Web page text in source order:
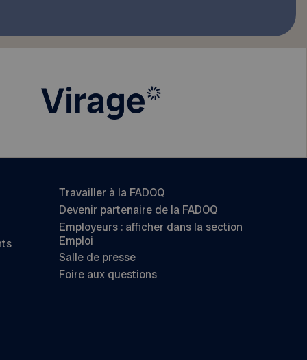
Travailler à la FADOQ
Devenir partenaire de la FADOQ
Employeurs : afficher dans la section
Emploi
Salle de presse
Foire aux questions